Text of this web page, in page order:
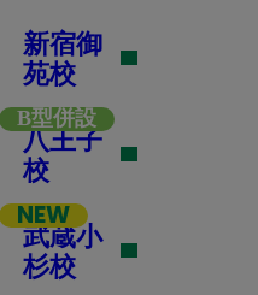
新宿御
苑校
B型併設
八王子
校
NEW
武蔵小
杉校